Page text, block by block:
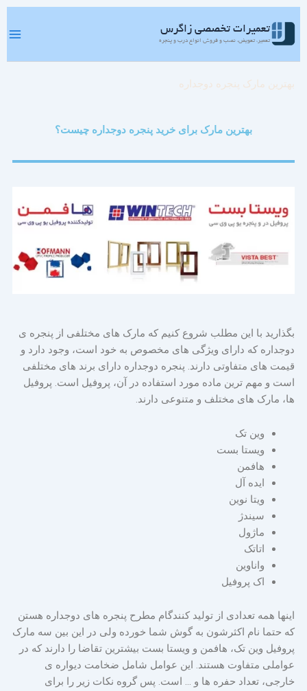
پرش
محتوا
تعمیرات تخصصی زاگرس
تعمیر، تعویض، نصب و فروش انواع درب و پنجره
بهترین مارک پنجره دوجداره
بهترین مارک برای خرید پنجره دوجداره چیست؟
بگذارید با این مطلب شروع کنیم که مارک های مختلفی از پنجره ی
دوجداره که دارای ویژگی های مخصوص به خود است، وجود دارد و
قیمت های متفاوتی دارند. پنجره دوجداره دارای برند های مختلفی
است و مهم ترین ماده مورد استفاده در آن، پروفیل است. پروفیل
ها، مارک های مختلف و متنوعی دارند.
وین تک
ویستا بست
هافمن
ایده آل
ویتا نوین
سیندژ
ماژول
اتاتک
واناوین
اک پروفیل
اینها همه تعدادی از تولید کنندگام مطرح پنجره های دوجداره هستن
که حتما نام اکثرشون به گوش شما خورده ولی در این بین سه مارک
پروفیل وین تک، هافمن و ویستا بست بیشترین تقاضا را دارند که در
عواملی متفاوت هستند. این عوامل شامل ضخامت دیواره ی
خارجی، تعداد حفره ها و … است. پس گروه نکات زیر را برای